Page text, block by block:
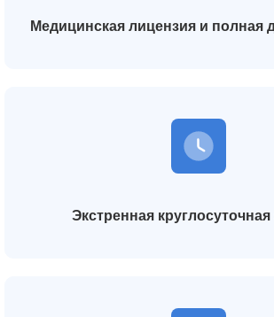
Медицинская лицензия и полная
Экстренная